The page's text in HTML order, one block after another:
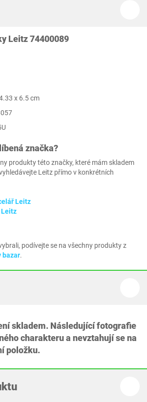
Leitz 74400089
x 6.5 cm
značka?
produkty této značky, které mám skladem
Leitz přímo v konkrétních
Leitz
Leitz
podívejte se na všechny produkty z
bazar.
skladem. Následující fotografie
charakteru a nevztahují se na
položku.